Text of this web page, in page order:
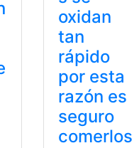
oxidan
tan
rápido
por esta
razón es
seguro
comerlos